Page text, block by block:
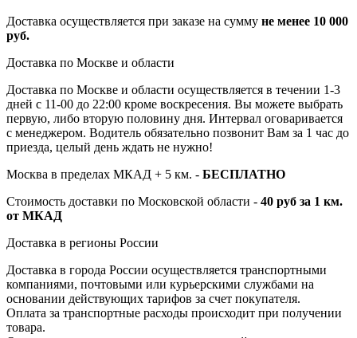
Доставка осуществляется при заказе на сумму не менее 10 000
руб.
Доставка по Москве и области
Доставка по Москве и области осуществляется в течении 1-3
дней с 11-00 до 22:00 кроме воскресения. Вы можете выбрать
первую, либо вторую половину дня. Интервал оговаривается
с менеджером. Водитель обязательно позвонит Вам за 1 час до
приезда, целый день ждать не нужно!
Москва в пределах МКАД + 5 км. - БЕСПЛАТНО
Стоимость доставки по Московской области - 40 руб за 1 км.
от МКАД
Доставка в регионы России
Доставка в города России осуществляется транспортными
компаниями, почтовыми или курьерскими службами на
основании действующих тарифов за счет покупателя.
Оплата за транспортные расходы происходит при получении
товара.